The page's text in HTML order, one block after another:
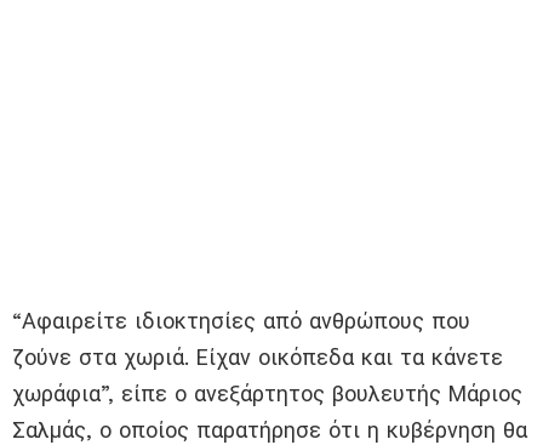
“Αφαιρείτε ιδιοκτησίες από ανθρώπους που
ζούνε στα χωριά. Είχαν οικόπεδα και τα κάνετε
χωράφια”, είπε ο ανεξάρτητος βουλευτής Μάριος
Σαλμάς, ο οποίος παρατήρησε ότι η κυβέρνηση θα